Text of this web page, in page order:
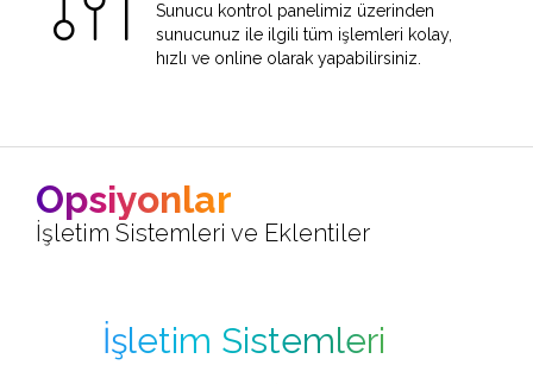
Sunucu kontrol panelimiz üzerinden
sunucunuz ile ilgili tüm işlemleri kolay,
hızlı ve online olarak yapabilirsiniz.
Opsiyonlar
İşletim Sistemleri ve Eklentiler
İşletim Sistemleri